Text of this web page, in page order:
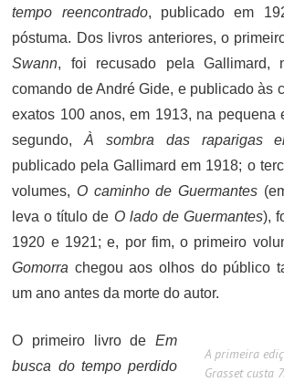
tempo reencontrado, publicado em
póstuma. Dos livros anteriores, o
Swann, foi recusado pela Gallimard,
comando de André Gide, e publicado às
exatos 100 anos, em 1913, na pequena
segundo,À sombra das raparigas
publicado pela Gallimard em 1918; o
volumes, O caminho de Guermantes
leva o título de O lado de Guermantes),
1920 e 1921; e, por fim, o primeiro
Gomorra chegou aos olhos do público
um ano antes da morte do autor.
A primeira
Grasset custa
O primeiro livro de Em
busca do tempo perdido